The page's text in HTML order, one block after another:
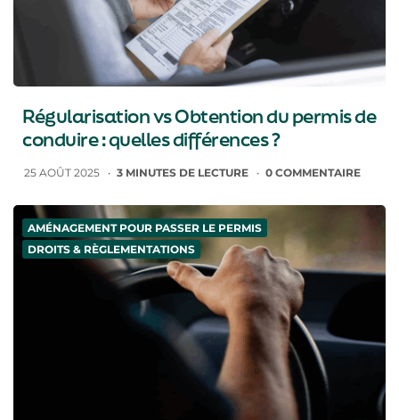
Régularisation vs Obtention du permis de
conduire : quelles différences ?
25 AOÛT 2025 3 MINUTES DE LECTURE 0 COMMENTAIRE
AMÉNAGEMENT POUR PASSER LE PERMIS
DROITS & RÈGLEMENTATIONS